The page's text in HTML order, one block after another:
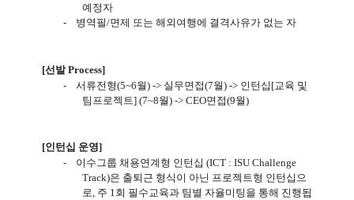
예정자
-
병역필/면제 또는 해외여행에 결격사유가 없는 자
[선발Process]
-
서류전형(5~6월) -> 실무면접(7월) -> 인턴십 [교육 및
팀프로젝트] (7~8월) -> CEO면접(9월)
[인턴십 운영]
-
이수그룹 채용연계형 인턴십 (ICT : ISU Challenge
Track)은 출퇴근 형식이 아닌 프로젝트형 인턴십으
로, 주 1회 필수교육과 팀별 자율미팅을 통해 진행됩